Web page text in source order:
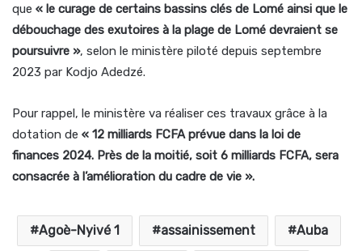
que « le curage de certains bassins clés de Lomé ainsi que le
débouchage des exutoires à la plage de Lomé devraient se
poursuivre », selon le ministère piloté depuis septembre
2023 par Kodjo Adedzé.
Pour rappel, le ministère va réaliser ces travaux grâce à la
dotation de « 12 milliards FCFA prévue dans la loi de
finances 2024. Près de la moitié, soit 6 milliards FCFA, sera
consacrée à l’amélioration du cadre de vie ».
Agoè-Nyivé 1 assainissement Auba